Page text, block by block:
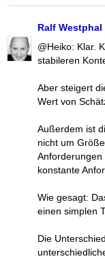
Ralf
@Heiko: Klar.
stabileren
Aber steigert
Wert von
Außerdem ist
nicht um
Anforderungen
konstante
Wie gesagt:
einen simplen
Die